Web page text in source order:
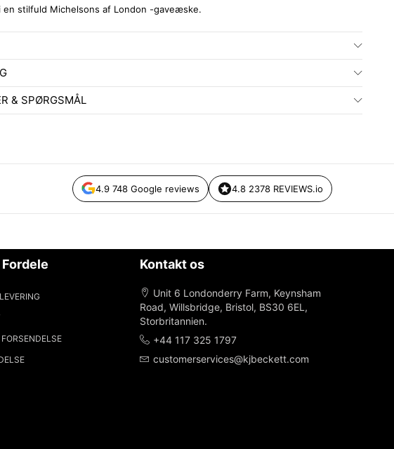
en stilfuld Michelsons af London -gaveæske.
& SPØRGSMÅL
4.9 748 Google reviews 4.8 2378 REVIEWS.io
Kontakt os
Unit 6 Londonderry Farm, Keynsham
Road, Willsbridge, Bristol, BS30 6EL,
Storbritannien.
+44 117 325 1797
customerservices@kjbeckett.com